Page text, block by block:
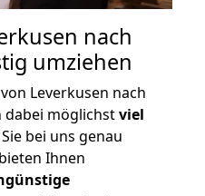
nach
umziehen
Leverkusen nach
möglichstviel
bei uns genau
Ihnen